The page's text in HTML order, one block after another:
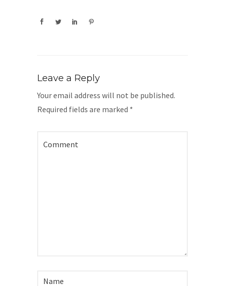
Leave a Reply
Your email address will not be published.
Required fields are marked *